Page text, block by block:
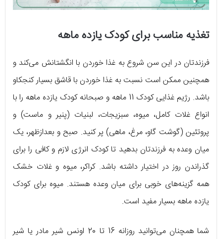
تغذیه مناسب برای کودک یازده ماهه
فرزندتان در این سن شروع به غذا خوردن با انگشتانش می‌کند و
همچنین ممکن است نسبت به غذا خوردن با قاشق بسیار کنجکاو
باشد. رژیم غذایی کودک 11 ماهه و صبحانه کودک یازده ماهه را با
انواع غلات کامل، میوه، سبزیجات، لبنیات (پنیر و ماست) و
پروتئین (گوشت گاو، مرغ، ماهی) پر کنید. صبح و بعدازظهر، یک
میان وعده به فرزندتان بدهید تا کودک انرژی لازم و کافی را برای
گذراندن روز در اختیار داشته باشد. کراکر، میوه و غلات خشک
همه گزینه‌های خوبی برای میان وعده هستند. میوه برای کودک
یازده‌ ماهه بسیار مفید است.
شما همچنان می‌توانید روزانه 16 تا 20 اونس شیر مادر یا شیر